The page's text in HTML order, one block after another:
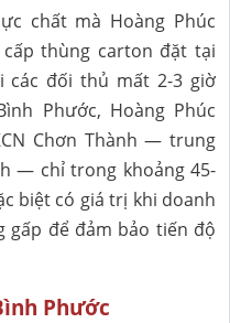
chất mà Hoàng Phúc
thùng carton đặt tại
các đối thủ mất 2-3 giờ
Phước, Hoàng Phúc
Chơn Thành — trung
— chỉ trong khoảng 45-
biệt có giá trị khi doanh
gấp để đảm bảo tiến độ
Phước